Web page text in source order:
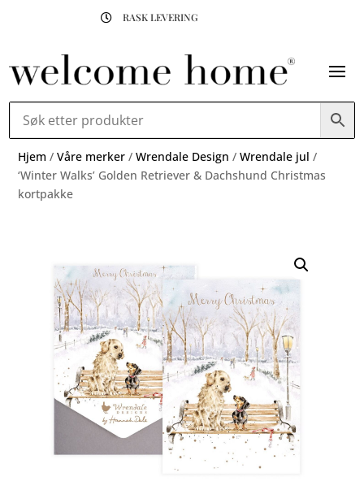
 RASK LEVERING
Hjem /Våre merker /Wrendale Design /Wrendale jul /
‘Winter Walks’ Golden Retriever & Dachshund Christmas
kortpakke